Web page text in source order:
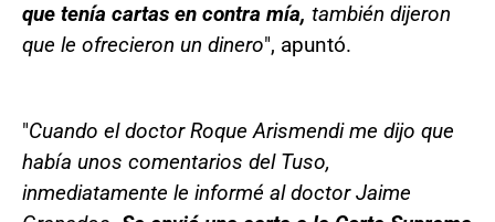
que tenía cartas en contra mía, también dijeron
que le ofrecieron un dinero", apuntó.
"Cuando el doctor Roque Arismendi me dijo que
había unos comentarios del Tuso,
inmediatamente le informé al doctor Jaime